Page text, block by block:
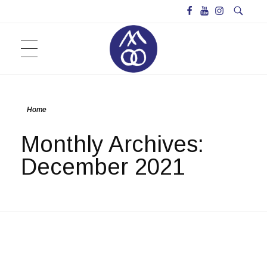
Baan Noorg Networks
Baan Noorg Spaces
Home
Monthly Archives:
December 2021